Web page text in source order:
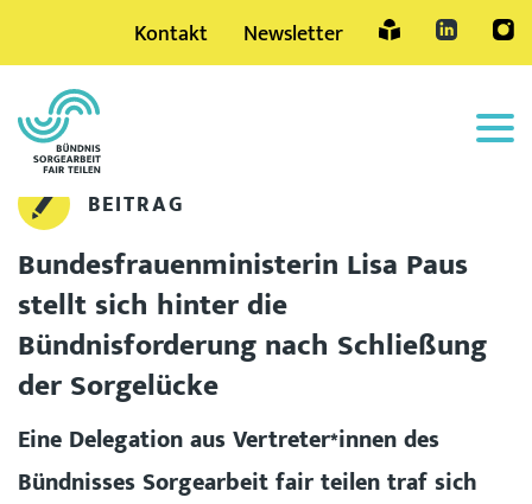
Kontakt
Newsletter
Sprache
BEITRAG
Bundesfrauenministerin Lisa Paus
stellt sich hinter die
Bündnisforderung nach Schließung
der Sorgelücke
Eine Delegation aus Vertreter*innen des
Bündnisses Sorgearbeit fair teilen traf sich